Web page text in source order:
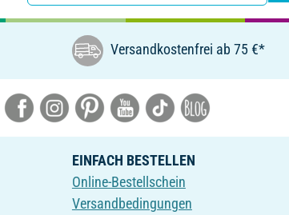
Versandkostenfrei ab 75 €*
EINFACH BESTELLEN
Online-Bestellschein
Versandbedingungen